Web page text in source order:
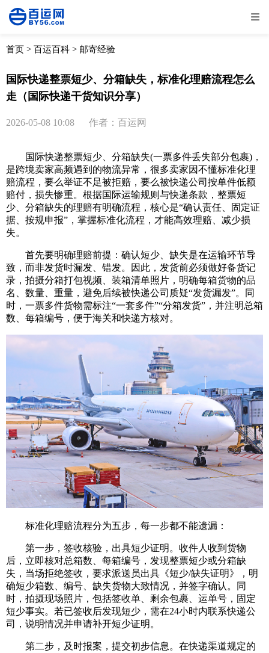
全部 物流资讯
取消
首页 > 百运百科 > 邮寄经验
国际快递整票短少、分箱缺失，标准化理赔流程怎么
走（国际快递干货知识分享）
2026-05-08 10:08 作者：百运网
国际快递整票短少、分箱缺失(一票多件丢失部分包裹)，
是跨境卖家高频遇到的物流异常，很多卖家因不懂标准化理
赔流程，要么举证不足被拒赔，要么被快递公司按单件低额
赔付，损失惨重。根据国际运输规则与快递条款，整票短
少、分箱缺失的理赔有明确流程，核心是“确认责任、固定证
据、按规申报”，掌握标准化流程，才能高效理赔、减少损
失。
首先要明确理赔前提：确认短少、缺失是在运输环节导
致，而非发货时漏发、错发。因此，发货前必须做好备货记
录，拍摄分箱打包视频、装箱清单照片，明确每箱货物的品
名、数量、重量，避免后续被快递公司质疑“发货漏发”。同
时，一票多件货物需标注“一套多件”“分箱发货”，并注明总箱
数、每箱编号，便于海关和快递方核对。
标准化理赔流程分为五步，每一步都不能遗漏：
第一步，签收核验，出具短少证明。收件人收到货物
后，立即核对总箱数、每箱编号，发现整票短少或分箱缺
失，当场拒绝签收，要求派送员出具《短少/缺失证明》，明
确短少箱数、编号、缺失货物大致情况，并签字确认。同
时，拍摄现场照片，包括签收单、剩余包裹、运单号，固定
短少事实。若已签收后发现短少，需在24小时内联系快递公
司，说明情况并申请补开短少证明。
第二步，及时报案，提交初步信息。在快递渠道规定的